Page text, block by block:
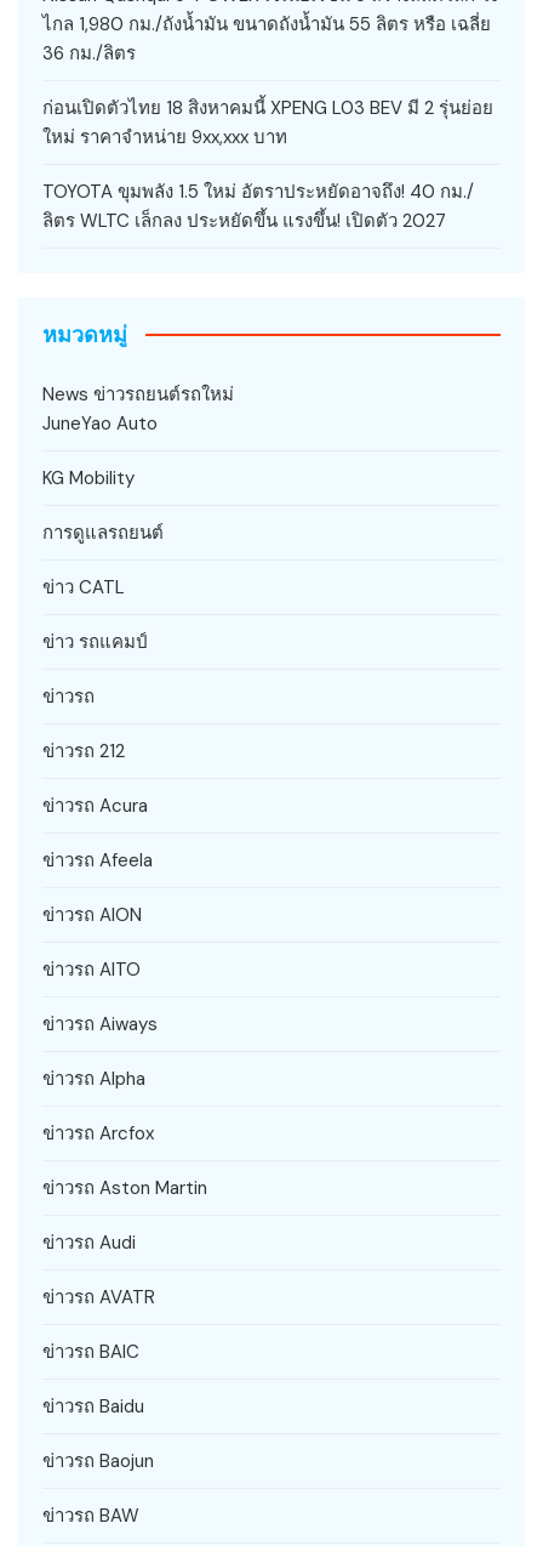
ไกล 1,980 กม./ถังน้ำมัน ขนาดถังน้ำมัน 55 ลิตร หรือ เฉลี่ย
36 กม./ลิตร
ก่อนเปิดตัวไทย 18 สิงหาคมนี้ XPENG L03 BEV มี 2 รุ่นย่อย
ใหม่ ราคาจำหน่าย 9xx,xxx บาท
TOYOTA ขุมพลัง 1.5 ใหม่ อัตราประหยัดอาจถึง! 40 กม./
ลิตร WLTC เล็กลง ประหยัดขึ้น แรงขึ้น! เปิดตัว 2027
หมวดหมู่
News ข่าวรถยนต์รถใหม่
JuneYao Auto
KG Mobility
การดูแลรถยนต์
ข่าว CATL
ข่าว รถแคมป์
ข่าวรถ
ข่าวรถ 212
ข่าวรถ Acura
ข่าวรถ Afeela
ข่าวรถ AION
ข่าวรถ AITO
ข่าวรถ Aiways
ข่าวรถ Alpha
ข่าวรถ Arcfox
ข่าวรถ Aston Martin
ข่าวรถ Audi
ข่าวรถ AVATR
ข่าวรถ BAIC
ข่าวรถ Baidu
ข่าวรถ Baojun
ข่าวรถ BAW